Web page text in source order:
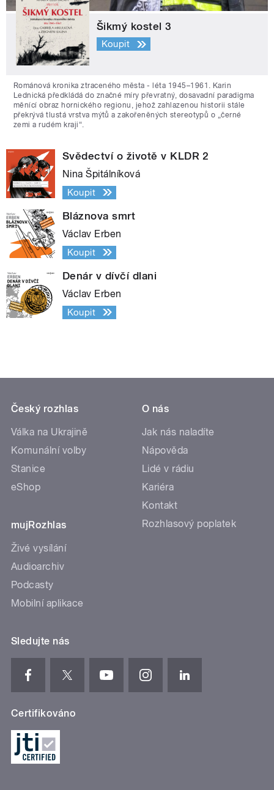
Šikmý kostel 3
Koupit
Románová kronika ztraceného města - léta 1945–1961. Karin
Lednická předkládá do značné míry převratný, dosavadní paradigma
měnící obraz hornického regionu, jehož zahlazenou historii stále
překrývá tlustá vrstva mýtů a zakořeněných stereotypů o „černé
zemi a rudém kraji“.
Svědectví o životě v KLDR 2
Nina Špitálníková
Koupit
Bláznova smrt
Václav Erben
Koupit
Denár v dívčí dlani
Václav Erben
Koupit
Český rozhlas
Válka na Ukrajině
Komunální volby
Stanice
eShop
mujRozhlas
Živé vysílání
Audioarchiv
Podcasty
Mobilní aplikace
O nás
Jak nás naladíte
Nápověda
Lidé v rádiu
Kariéra
Kontakt
Rozhlasový poplatek
Sledujte nás
Certifikováno